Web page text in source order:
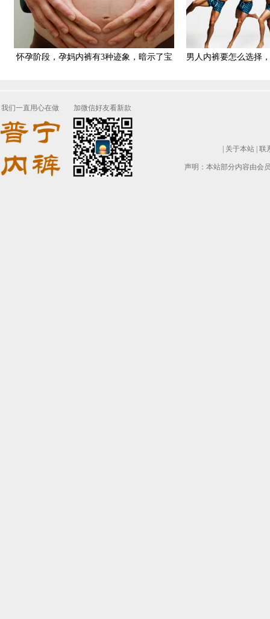
怀孕阶段，孕妈内裤有3种迹象，暗示了宝
男人内裤要怎么选择
关于本站 联
声明：本站部分内容由会
我们一直用心在做 加微信好友看新款